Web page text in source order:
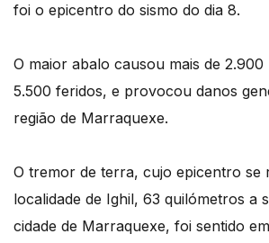
foi o epicentro do sismo do dia 8.
O maior abalo causou mais de 2.900
5.500 feridos, e provocou danos
região de Marraquexe.
O tremor de terra, cujo epicentro se
localidade de Ighil, 63 quilómetros a
cidade de Marraquexe, foi sentido